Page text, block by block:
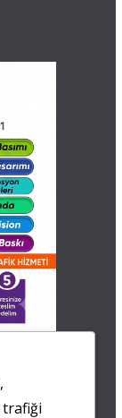
trafiği